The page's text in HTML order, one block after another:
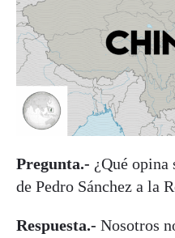
Pregunta.- ¿Qué
de Pedro Sánchez a la
Respuesta.- Nosotros